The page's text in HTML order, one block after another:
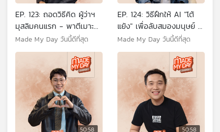
EP. 123: ถอดวิธีคิด ผู้ว่าฯ
มุสลิมคนแรก - พาตีเมาะ
สะดียามู
Made My Day วันนี้ดีที่สุด
EP. 124: วิธีฝึกให้ AI "โต้
แย้ง" เพื่อลับสมองมนุษย์ -
ปฤณ จำเริญพานิช
Made My Day วันนี้ดีที่สุด
50:58 50:58